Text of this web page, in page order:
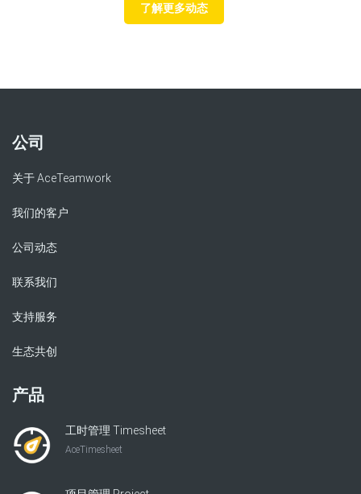
了解更多动态
公司
关于 AceTeamwork
我们的客户
公司动态
联系我们
支持服务
生态共创
产品
工时管理 Timesheet
AceTimesheet